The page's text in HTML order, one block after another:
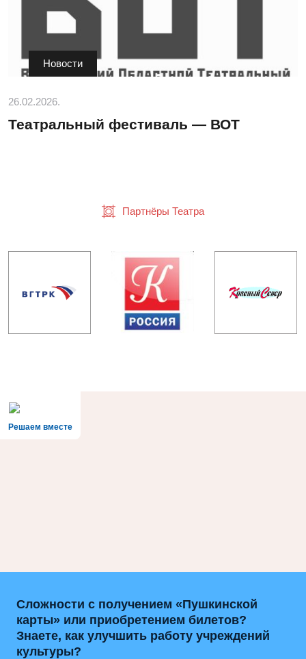
Новости
26.02.2026.
Театральный фестиваль — ВОТ
Партнёры Театра
Решаем вместе
Сложности с получением «Пушкинской
карты» или приобретением билетов?
Знаете, как улучшить работу учреждений
культуры?